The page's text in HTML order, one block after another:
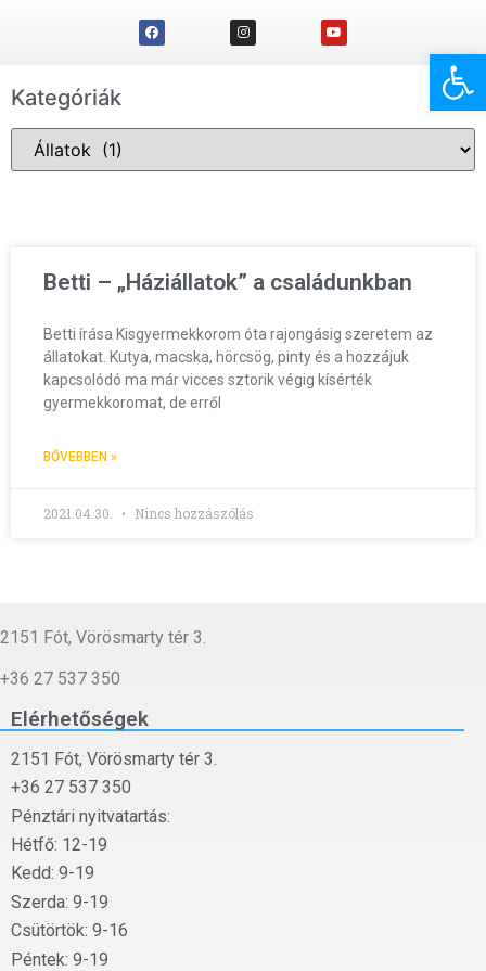
Kategóriák
Betti – „Háziállatok” a családunkban
Betti írása Kisgyermekkorom óta rajongásig szeretem az
állatokat. Kutya, macska, hörcsög, pinty és a hozzájuk
kapcsolódó ma már vicces sztorik végig kísérték
gyermekkoromat, de erről
BŐVEBBEN »
2021.04.30. Nincs hozzászólás
2151 Fót, Vörösmarty tér 3.
+36 27 537 350
Elérhetőségek
2151 Fót, Vörösmarty tér 3.
+36 27 537 350
Pénztári nyitvatartás:
Hétfő: 12-19
Kedd: 9-19
Szerda: 9-19
Csütörtök: 9-16
Péntek: 9-19